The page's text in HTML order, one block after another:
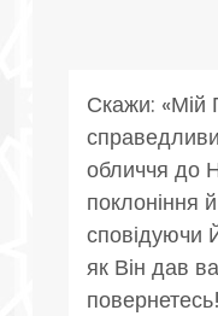
Скажи: «Мій
обличчя до
поклоніння
сповідуючи
як Він дав